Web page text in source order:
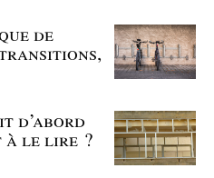
de
d’abord
à le lire ?